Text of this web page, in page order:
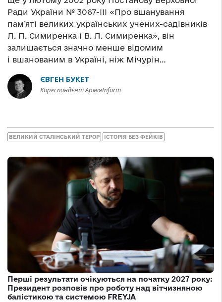
Ради України № 3067-ІІІ «Про вшанування
пам’яті великих українських учених-садівників
Л. П. Симиренка і В. Л. Симиренка», він
залишається значно менше відомим
і вшанованим в Україні, ніж Мічурін…
ЄВГЕН БУКЕТ
Кореспондент АрміяInform
ВЕЛИКИЙ СТАЛІНСЬКИЙ ТЕРОР ІСТОРІЯ БЕЗ ФЕЙКІВ
Перші результати очікуються на початку 2027 року:
Президент розповів про роботу над вітчизняною
балістикою та системою FREYJA